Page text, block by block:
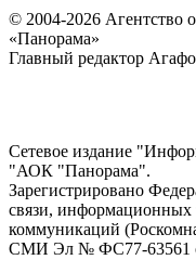
© 2004-2026 Агентство
«Панорама»
Главный редактор
Сетевое издание
"АОК "Панорама".
Зарегистрировано
связи, информационных
коммуникаций
СМИ Эл № ФС77-63561